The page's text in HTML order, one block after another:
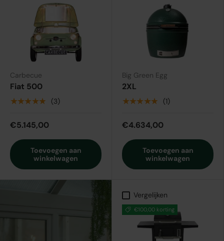
Carbecue
Fiat 500
★★★★★ (3)
€5.145,00
Toevoegen aan
winkelwagen
Big Green Egg
2XL
★★★★★ (1)
€4.634,00
Toevoegen aan
winkelwagen
Vergelijken
€100,00 korting